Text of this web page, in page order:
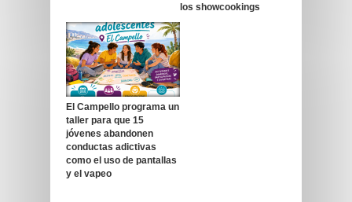
los showcookings
El Campello programa un
taller para que 15
jóvenes abandonen
conductas adictivas
como el uso de pantallas
y el vapeo